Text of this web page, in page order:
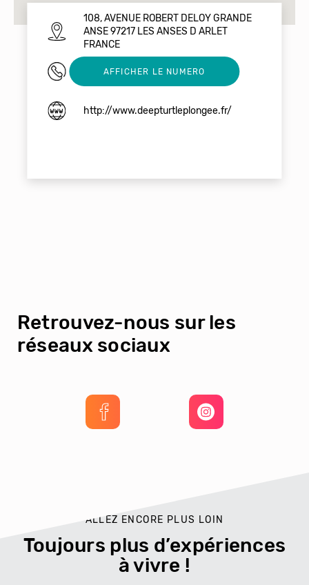
108, AVENUE ROBERT DELOY GRANDE
ANSE 97217 LES ANSES D ARLET
FRANCE
0696292911
AFFICHER LE NUMERO
http://www.deepturtleplongee.fr/
Retrouvez-nous sur les
réseaux sociaux
ALLEZ ENCORE PLUS LOIN
Toujours plus d’expériences
à vivre !